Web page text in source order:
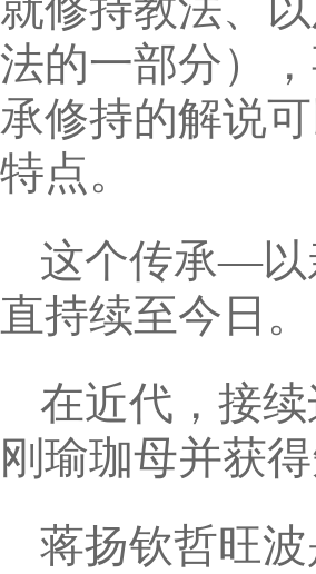
法的一部分）
承修持的解说
特点。
这个传承—以
直持续至今日。
在近代，接
刚瑜珈母并获
蒋扬钦哲旺